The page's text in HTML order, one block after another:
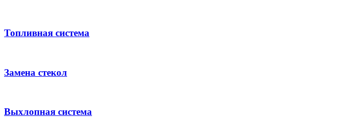
Топливная система
Замена стекол
Выхлопная система